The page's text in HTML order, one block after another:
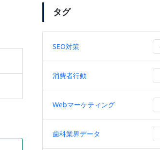
「SEO対策」のキーワード
社がSEO順位1位になりま
た！
検索ボリューム1万以上
ワードで、検索順位１位
タグ
SEO対策
消費者行動
Webマーケティング
歯科業界データ